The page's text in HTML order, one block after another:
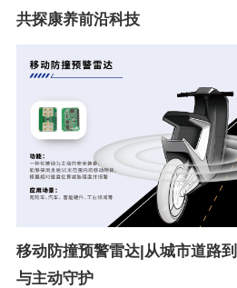
共探康养前沿科技
移动防撞预警雷达|从城市道路
与主动守护